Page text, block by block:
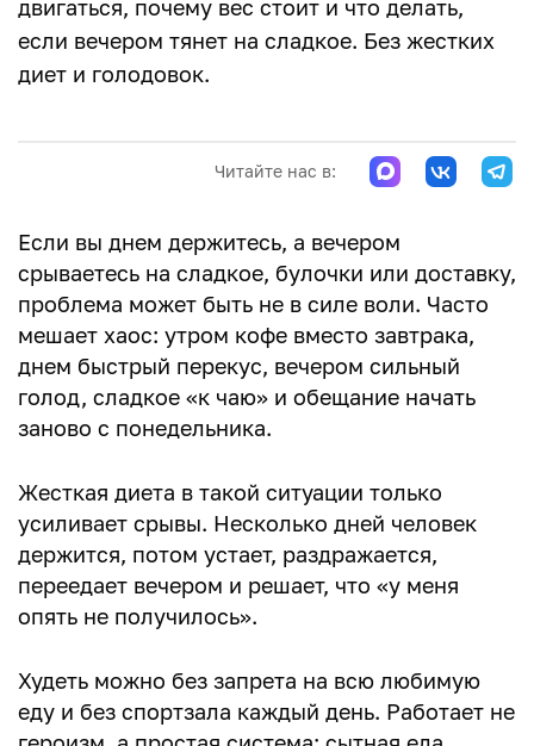
Питание без диеты: как собрать тарелку
Вода – сколько пить?
Движение: минимум, который работает
Домашняя тренировка на 20 минут
План на 4 недели
двигаться, почему вес стоит и что делать,
если вечером тянет на сладкое. Без жестких
диет и голодовок.
Читайте нас в:
Если вы днем держитесь, а вечером
срываетесь на сладкое, булочки или доставку,
проблема может быть не в силе воли. Часто
мешает хаос: утром кофе вместо завтрака,
днем быстрый перекус, вечером сильный
голод, сладкое «к чаю» и обещание начать
заново с понедельника.
Жесткая диета в такой ситуации только
усиливает срывы. Несколько дней человек
держится, потом устает, раздражается,
переедает вечером и решает, что «у меня
опять не получилось».
Худеть можно без запрета на всю любимую
еду и без спортзала каждый день. Работает не